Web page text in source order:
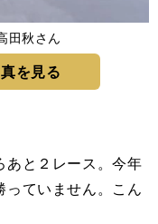
田秋さん
を見る
と２レース。今年
っていません。こん